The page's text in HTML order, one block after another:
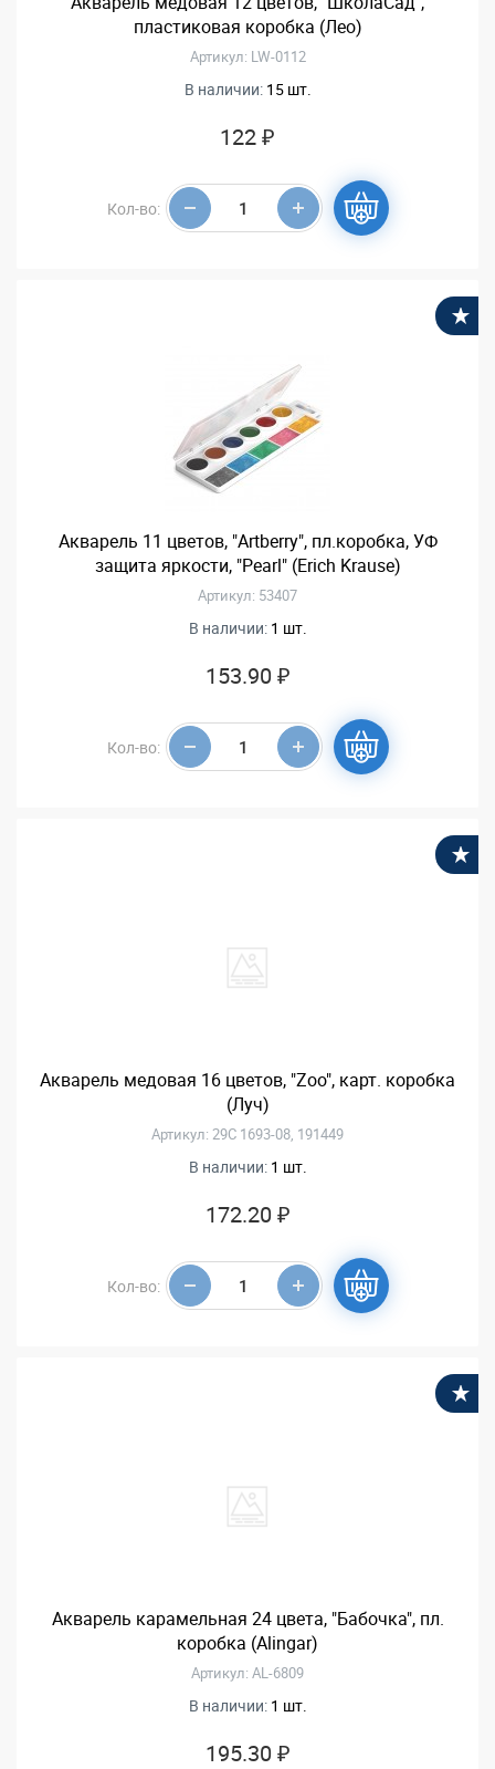
пластиковая коробка (Лео)
Артикул: LW-0112
В наличии: 15 шт.
122 ₽
Кол-во:
Акварель 11 цветов, "Artberry", пл.коробка, УФ
защита яркости, "Pearl" (Erich Krause)
Артикул: 53407
В наличии: 1 шт.
153.90 ₽
Кол-во:
Акварель медовая 16 цветов, "Zoo", карт. коробка
(Луч)
Артикул: 29С 1693-08, 191449
В наличии: 1 шт.
172.20 ₽
Кол-во:
Акварель карамельная 24 цвета, "Бабочка", пл.
коробка (Alingar)
Артикул: AL-6809
В наличии: 1 шт.
195.30 ₽